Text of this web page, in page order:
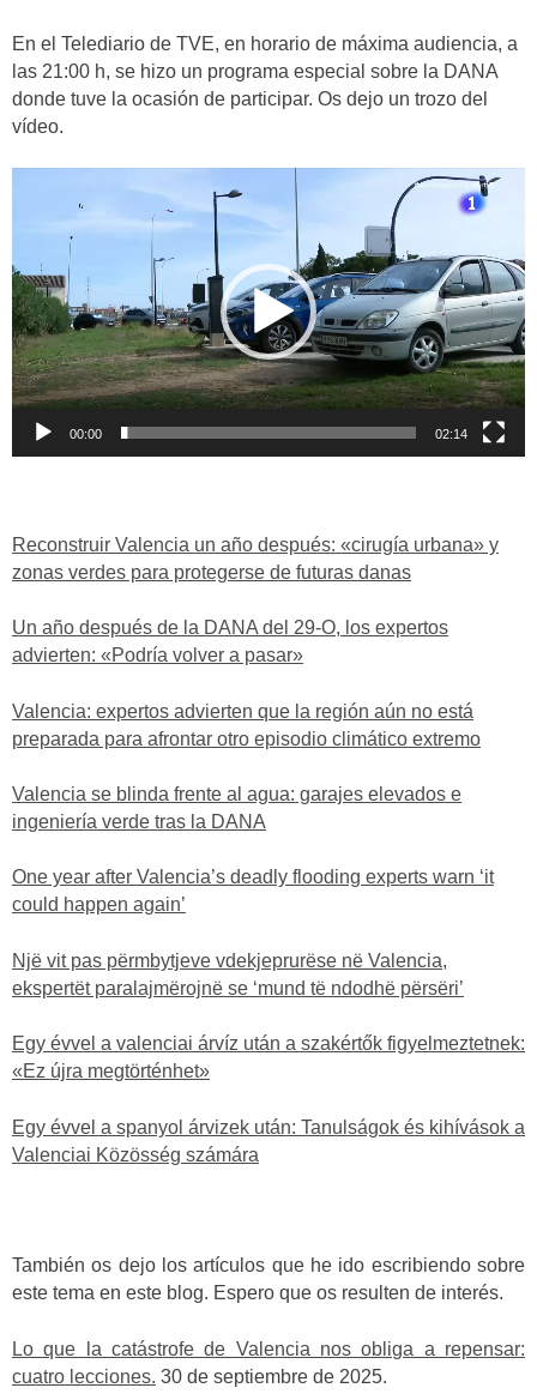
En el Telediario de TVE, en horario de máxima audiencia, a
las 21:00 h, se hizo un programa especial sobre la DANA
donde tuve la ocasión de participar. Os dejo un trozo del
vídeo.
00:00 02:14
Reconstruir Valencia un año después: «cirugía urbana» y
zonas verdes para protegerse de futuras danas
Un año después de la DANA del 29-O, los expertos
advierten: «Podría volver a pasar»
Valencia: expertos advierten que la región aún no está
preparada para afrontar otro episodio climático extremo
Valencia se blinda frente al agua: garajes elevados e
ingeniería verde tras la DANA
One year after Valencia’s deadly flooding experts warn ‘it
could happen again’
Një vit pas përmbytjeve vdekjeprurëse në Valencia,
ekspertët paralajmërojnë se ‘mund të ndodhë përsëri’
Egy évvel a valenciai árvíz után a szakértők figyelmeztetnek:
«Ez újra megtörténhet»
Egy évvel a spanyol árvizek után: Tanulságok és kihívások a
Valenciai Közösség számára
También os dejo los artículos que he ido escribiendo sobre
este tema en este blog. Espero que os resulten de interés.
Lo que la catástrofe de Valencia nos obliga a repensar:
cuatro lecciones. 30 de septiembre de 2025.